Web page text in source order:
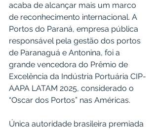
acaba de alcançar mais um marco
de reconhecimento internacional. A
Portos do Paraná, empresa pública
responsável pela gestão dos portos
de Paranaguá e Antonina, foi a
grande vencedora do Prêmio de
Excelência da Indústria Portuária CIP-
AAPA LATAM 2025, considerado o
“Oscar dos Portos” nas Américas.
Única autoridade brasileira premiada